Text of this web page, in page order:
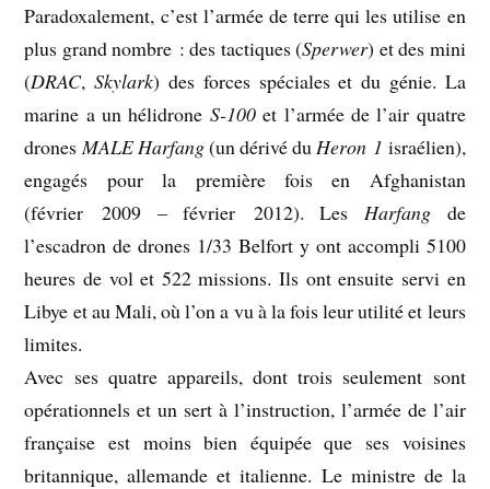
Paradoxalement, c’est l’armée de terre qui les utilise en
plus grand nombre : des tactiques (Sperwer) et des mini
(DRAC,Skylark) des forces spéciales et du génie. La
marine a un hélidrone S-100et l’armée de l’air quatre
drones MALE Harfang(un dérivé du Heron 1 israélien),
engagés pour la première fois en Afghanistan
(février 2009 – février 2012). Les Harfang de
l’escadron de drones 1/33 Belfort y ont accompli 5100
heures de vol et 522 missions. Ils ont ensuite servi en
Libye et au Mali, où l’on a vu à la fois leur utilité et leurs
limites.
Avec ses quatre appareils, dont trois seulement sont
opérationnels et un sert à l’instruction, l’armée de l’air
française est moins bien équipée que ses voisines
britannique, allemande et italienne. Le ministre de la